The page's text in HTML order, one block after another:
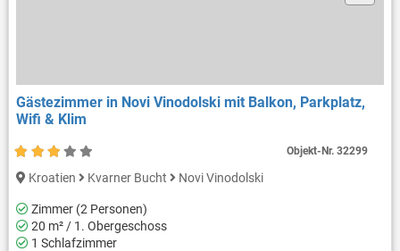
Gästezimmer in Novi Vinodolski mit Balkon, Parkplatz,
Wifi & Klim
Kroatien Kvarner Bucht Novi Vinodolski
Zimmer (2 Personen)
20 m² / 1. Obergeschoss
1 Schlafzimmer
Objekt-Nr.32299